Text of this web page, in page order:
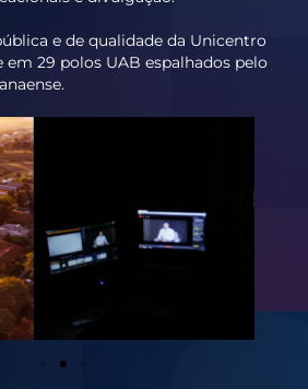
e de qualidade da Unicentro
em 29 polos UAB espalhados pelo